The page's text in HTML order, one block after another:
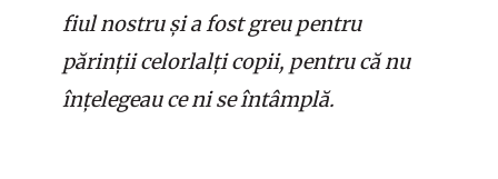
fiul nostru și a fost greu pentru
părinții celorlalți copii, pentru că nu
înțelegeau ce ni se întâmplă.